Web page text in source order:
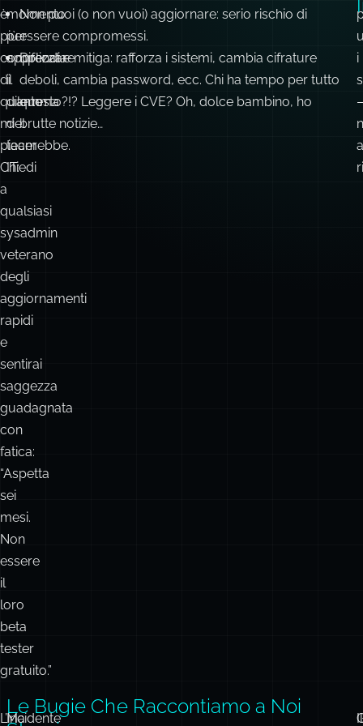
è
più
complicata
di
quanto
mi
piacerebbe.
Chiedi
a
qualsiasi
sysadmin
veterano
degli
aggiornamenti
rapidi
e
sentirai
saggezza
guadagnata
con
fatica:
“Aspetta
sei
mesi.
Non
essere
il
loro
beta
tester
gratuito.”
momento
per
apprezzare
il
dilemma
del
team
IT:
Non puoi (o non vuoi) aggiornare: serio rischio di
essere compromessi.
Difendi e mitiga: rafforza i sistemi, cambia cifrature
deboli, cambia password, ecc. Chi ha tempo per tutto
questo?!? Leggere i CVE? Oh, dolce bambino, ho
brutte notizie…
i
L’incidente
Ma
Le Bugie Che Raccontiamo a Noi
Il